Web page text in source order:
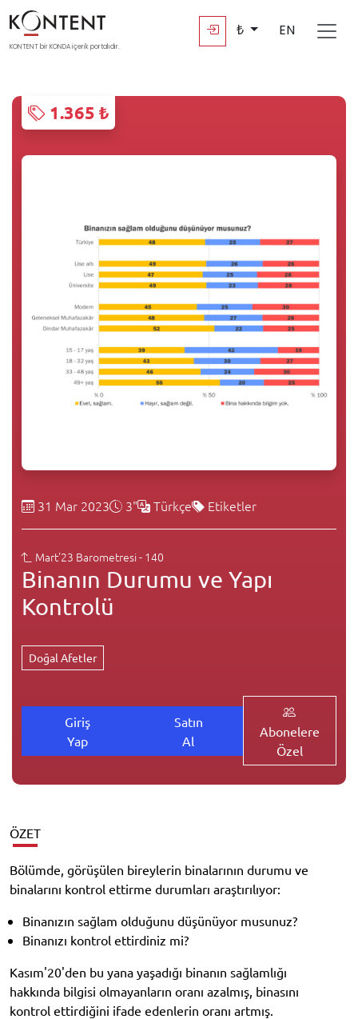
KONTENT bir KONDA içerik portalıdır.
₺ EN
1.365 ₺
31 Mar 2023 3" Türkçe Etiketler
Mart'23 Barometresi - 140
Binanın Durumu ve Yapı
Kontrolü
Doğal Afetler
Giriş
Yap
Satın
Al
Abonelere
Özel
ÖZET
Bölümde, görüşülen bireylerin binalarının durumu ve
binalarını kontrol ettirme durumları araştırılıyor:
Binanızın sağlam olduğunu düşünüyor musunuz?
Binanızı kontrol ettirdiniz mi?
Kasım'20'den bu yana yaşadığı binanın sağlamlığı
hakkında bilgisi olmayanların oranı azalmış, binasını
kontrol ettirdiğini ifade edenlerin oranı artmış.